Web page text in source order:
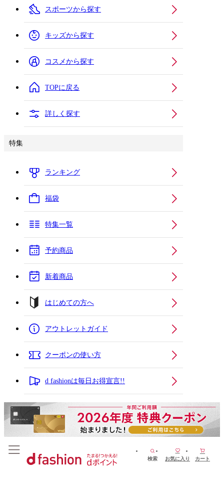
スポーツから探す
キッズから探す
コスメから探す
TOPに戻る
詳しく探す
特集
ランキング
福袋
特集一覧
予約商品
新着商品
はじめての方へ
アウトレットガイド
クーポンの使い方
d fashionは毎日お得宣言!!
検索 お気に入り カート